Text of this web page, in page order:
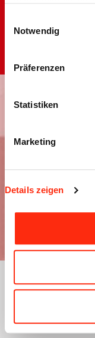
Notwendig
Präferenzen
Statistiken
Marketing
Details zeigen
Sitemap